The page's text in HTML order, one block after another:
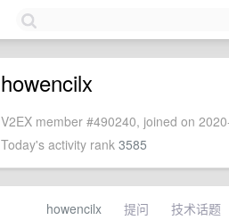
howencilx
V2EX member #490240, joined on
Today's activity rank 3585
howencilx 提问 技术话题